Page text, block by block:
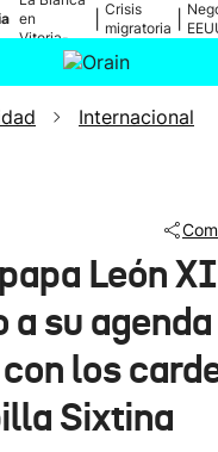
en
Vitoria-
Gasteiz
Crisis
migratoria
Actualidad
Ikusmiran
Eguraldia
Internacional
León
a su
los
Sixtina